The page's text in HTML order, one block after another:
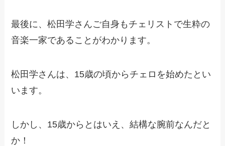
最後に、松田学さんご自身もチェリストで生粋の
音楽一家であることがわかります。
松田学さんは、15歳の頃からチェロを始めたとい
います。
しかし、15歳からとはいえ、結構な腕前なんだと
か！